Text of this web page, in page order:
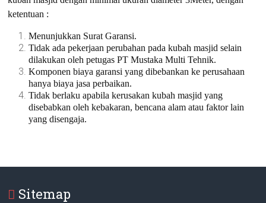
ketentuan :
Menunjukkan Surat Garansi.
Tidak ada pekerjaan perubahan pada kubah masjid selain
dilakukan oleh petugas PT Mustaka Multi Tehnik.
Komponen biaya garansi yang dibebankan ke perusahaan
hanya biaya jasa perbaikan.
Tidak berlaku apabila kerusakan kubah masjid yang
disebabkan oleh kebakaran, bencana alam atau faktor lain
yang disengaja.
Sitemap